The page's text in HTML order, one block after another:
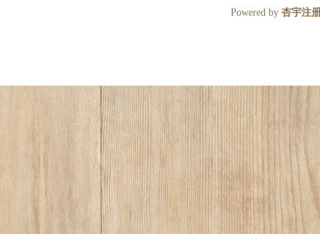
Powered by 杏宇注